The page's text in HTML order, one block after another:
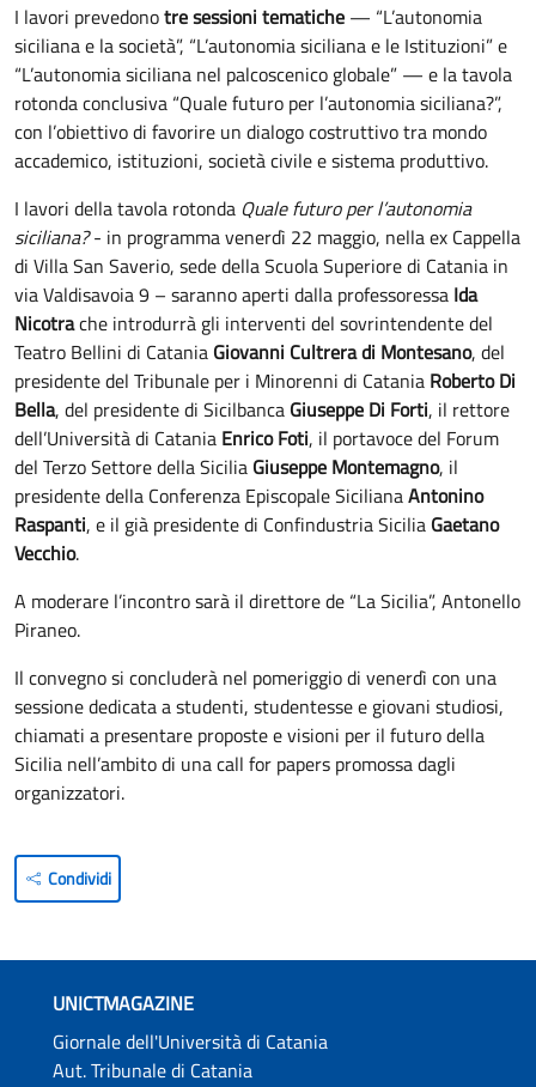
I lavori prevedonotre sessioni tematiche — “L’autonomia
siciliana e la società”, “L’autonomia siciliana e le Istituzioni” e
“L’autonomia siciliana nel palcoscenico globale” — e la tavola
rotonda conclusiva “Quale futuro per l’autonomia siciliana?”,
con l’obiettivo di favorire un dialogo costruttivo tra mondo
accademico, istituzioni, società civile e sistema produttivo.
I lavori della tavola rotonda Quale futuro per l’autonomia
siciliana?- in programma venerdì 22 maggio, nella ex Cappella
di Villa San Saverio, sede della Scuola Superiore di Catania in
via Valdisavoia 9 – saranno aperti dalla professoressa Ida
Nicotrache introdurrà gli interventi del sovrintendente del
Teatro Bellini di Catania Giovanni Cultrera di Montesano, del
presidente del Tribunale per i Minorenni di Catania Roberto Di
Bella, del presidente di Sicilbanca Giuseppe Di Forti, il rettore
dell’Università di Catania Enrico Foti, il portavoce del Forum
del Terzo Settore della Sicilia Giuseppe Montemagno, il
presidente della Conferenza Episcopale SicilianaAntonino
Raspanti, e il già presidente di Confindustria Sicilia Gaetano
Vecchio.
A moderare l’incontro sarà il direttore de “La Sicilia”, Antonello
Piraneo.
Il convegno si concluderà nel pomeriggio di venerdì con una
sessione dedicata a studenti, studentesse e giovani studiosi,
chiamati a presentare proposte e visioni per il futuro della
Sicilia nell’ambito di una call for papers promossa dagli
organizzatori.
Condividi
UNICTMAGAZINE
Giornale dell'Università di Catania
Aut. Tribunale di Catania